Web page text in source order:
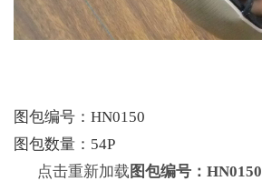
图包编号：HN0150
图包数量：54P
点击重新加载 图包编号：HN0150